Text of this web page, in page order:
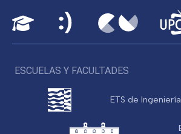
ESCUELAS Y FACULTADES
ETS de